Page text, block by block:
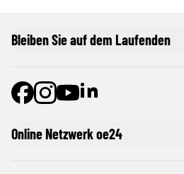
Online Netzwerk oe24
Bleiben Sie auf dem Laufenden